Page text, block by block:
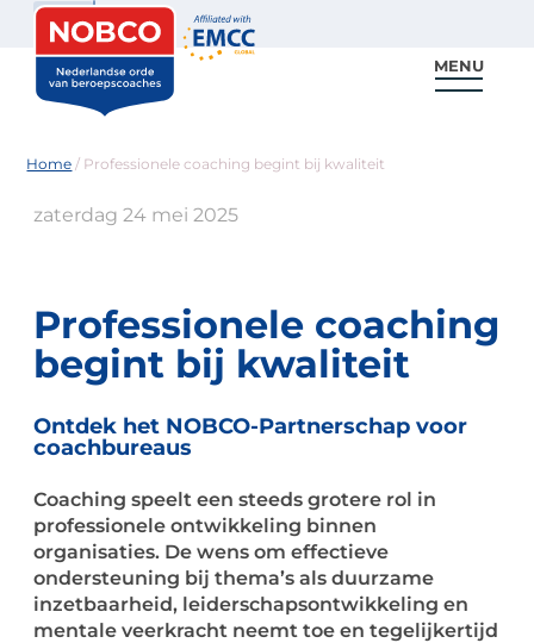
Zoeken
MENU
Home / Professionele coaching begint bij kwaliteit
zaterdag 24 mei 2025
Professionele coaching
begint bij kwaliteit
Ontdek het NOBCO-Partnerschap voor
coachbureaus
Coaching speelt een steeds grotere rol in
professionele ontwikkeling binnen
organisaties. De wens om effectieve
ondersteuning bij thema’s als duurzame
inzetbaarheid, leiderschapsontwikkeling en
mentale veerkracht neemt toe en tegelijkertijd